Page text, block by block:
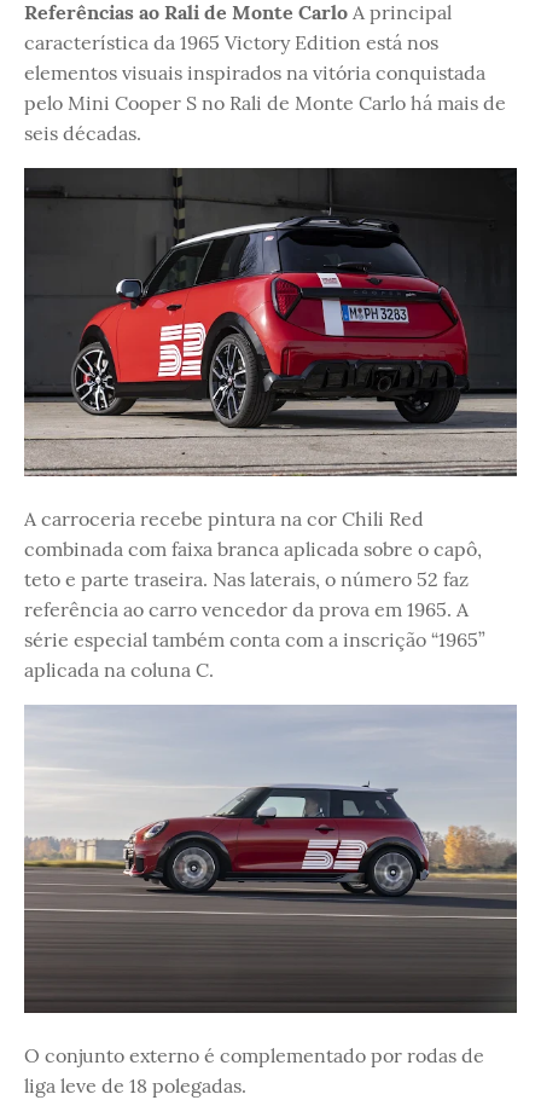
Referências ao Rali de Monte Carlo A principal
característica da 1965 Victory Edition está nos
elementos visuais inspirados na vitória conquistada
pelo Mini Cooper S no Rali de Monte Carlo há mais de
seis décadas.
A carroceria recebe pintura na cor Chili Red
combinada com faixa branca aplicada sobre o capô,
teto e parte traseira. Nas laterais, o número 52 faz
referência ao carro vencedor da prova em 1965. A
série especial também conta com a inscrição “1965”
aplicada na coluna C.
O conjunto externo é complementado por rodas de
liga leve de 18 polegadas.